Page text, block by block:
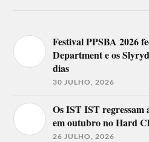
Festival PPSBA 2026
Department e os
dias
30 JULHO, 2026
Os IST IST regressam
em outubro no Hard
26 JULHO, 2026